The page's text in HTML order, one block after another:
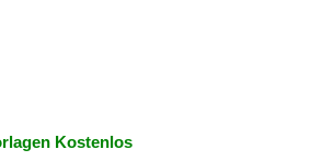
Kostenlos